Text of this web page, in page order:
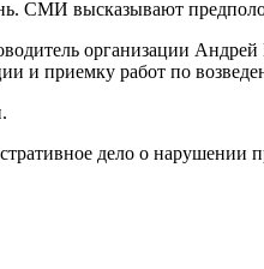
СМИ высказывают
организации
и приемку работ по
дело о нарушении